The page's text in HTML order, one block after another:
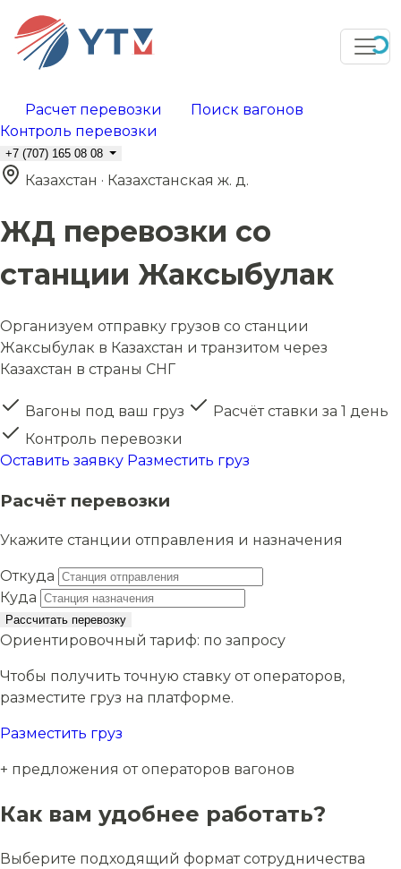
Расчет перевозки
Поиск вагонов
Контроль перевозки
+7 (707) 165 08 08
Казахстан · Казахстанская ж. д.
ЖД перевозки со
станции Жаксыбулак
Организуем отправку грузов со станции
Жаксыбулак в Казахстан и транзитом через
Казахстан в страны СНГ
Вагоны под ваш груз
Расчёт ставки за 1 день
Контроль перевозки
Оставить заявку Разместить груз
Расчёт перевозки
Укажите станции отправления и назначения
Откуда
Куда
Рассчитать перевозку
Ориентировочный тариф: по запросу
Чтобы получить точную ставку от операторов,
разместите груз на платформе.
Разместить груз
+ предложения от операторов вагонов
Как вам удобнее работать?
Выберите подходящий формат сотрудничества